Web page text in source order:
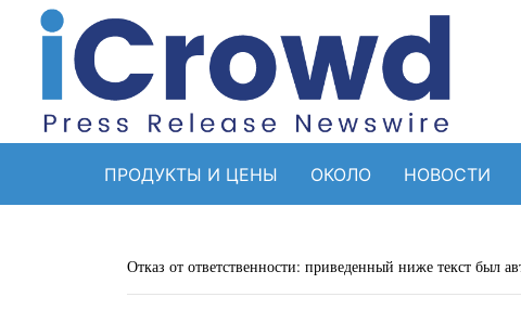
ПРОДУКТЫ И ЦЕНЫ ОКОЛО НОВОСТИ
Отказ от ответственности: приведенный ниже текст был